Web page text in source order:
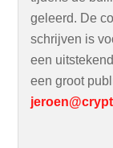
geleerd. De
schrijven is
een
een groot